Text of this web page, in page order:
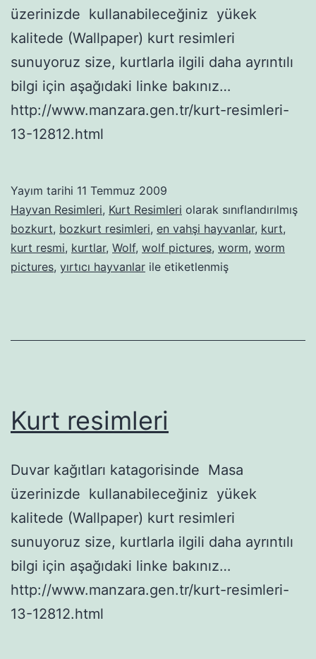
üzerinizde kullanabileceğiniz yükek
kalitede (Wallpaper) kurt resimleri
sunuyoruz size, kurtlarla ilgili daha ayrıntılı
bilgi için aşağıdaki linke bakınız…
http://www.manzara.gen.tr/kurt-resimleri-
13-12812.html
Yayım tarihi 11 Temmuz 2009
Hayvan Resimleri, Kurt Resimleri olarak sınıflandırılmış
bozkurt, bozkurt resimleri, en vahşi hayvanlar, kurt,
kurt resmi, kurtlar, Wolf, wolf pictures, worm, worm
pictures, yırtıcı hayvanlar ile etiketlenmiş
Kurt resimleri
Duvar kağıtları katagorisinde Masa
üzerinizde kullanabileceğiniz yükek
kalitede (Wallpaper) kurt resimleri
sunuyoruz size, kurtlarla ilgili daha ayrıntılı
bilgi için aşağıdaki linke bakınız…
http://www.manzara.gen.tr/kurt-resimleri-
13-12812.html